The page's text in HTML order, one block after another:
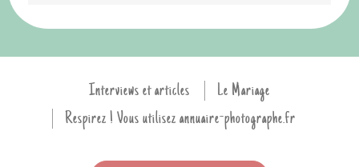
Interviews et articles
Le Mariage
Respirez ! Vous utilisez annuaire-photographe.fr